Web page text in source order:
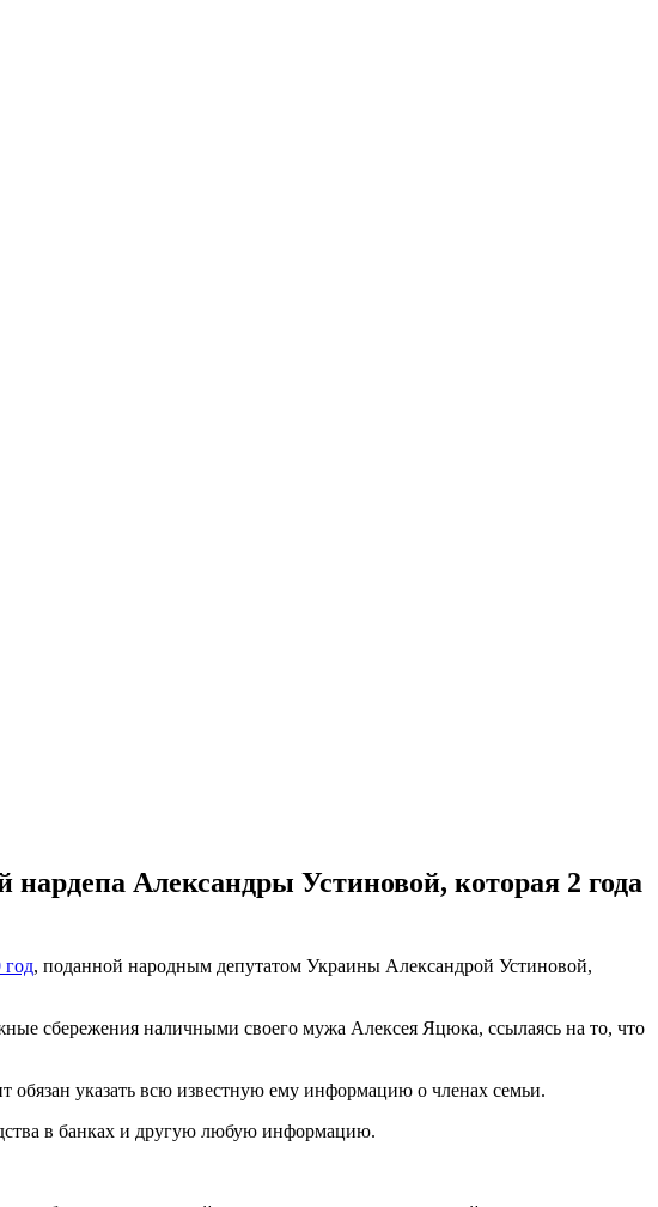
Александры Устиновой, которая 2 года
год, поданной народным депутатом Украины Александрой Устиновой,
сбережения наличными своего мужа Алексея Яцюка, ссылаясь на то, что
указать всю известную ему информацию о членах семьи.
в банках и другую любую информацию.